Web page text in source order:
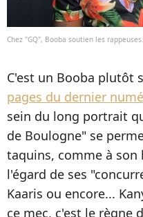
Chez "GQ", Booba soutien les rappeuses.
C'est un Booba plutôt
pages du dernier
sein du long portrait
de Boulogne" se
taquins, comme à
l'égard de ses
Kaaris ou encore...
ce mec, c'est le règne